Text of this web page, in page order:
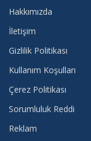
Hakkımızda
İletişim
Gizlilik Politikası
Kullanım Koşulları
Çerez Politikası
Sorumluluk Reddi
Reklam